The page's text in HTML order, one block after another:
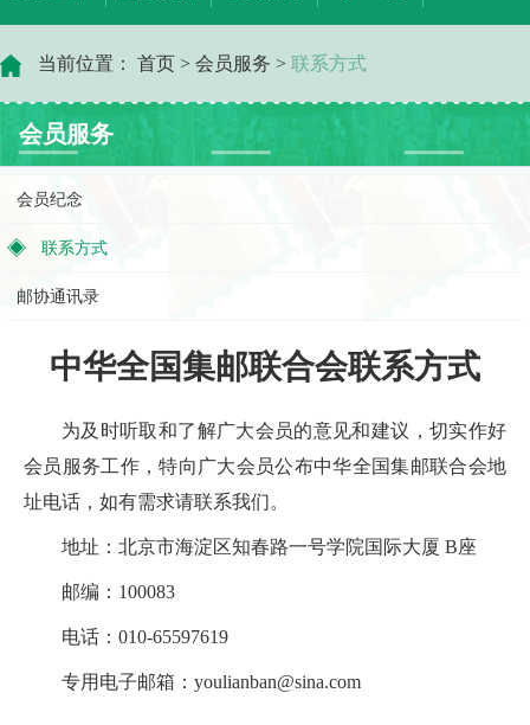
当前位置： 首页 > 会员服务 > 联系方式
会员服务
会员纪念
联系方式
邮协通讯录
中华全国集邮联合会联系方式
为及时听取和了解广大会员的意见和建议，切实作好
会员服务工作，特向广大会员公布中华全国集邮联合会地
址电话，如有需求请联系我们。
地址：北京市海淀区知春路一号学院国际大厦 B座
邮编：100083
电话：010-65597619
专用电子邮箱：youlianban@sina.com